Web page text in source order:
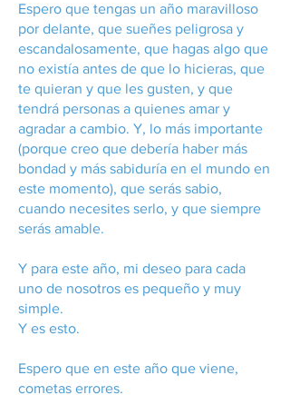
Espero que tengas un año maravilloso
por delante, que sueñes peligrosa y
escandalosamente, que hagas algo que
no existía antes de que lo hicieras, que
te quieran y que les gusten, y que
tendrá personas a quienes amar y
agradar a cambio. Y, lo más importante
(porque creo que debería haber más
bondad y más sabiduría en el mundo en
este momento), que serás sabio,
cuando necesites serlo, y que siempre
serás amable.
Y para este año, mi deseo para cada
uno de nosotros es pequeño y muy
simple.
Y es esto.
Espero que en este año que viene,
cometas errores.